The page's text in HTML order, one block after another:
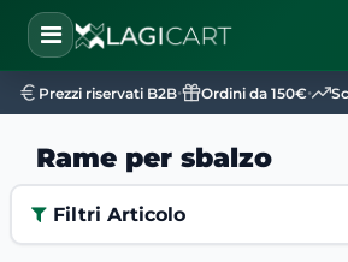
Open
Prezzi riservati B2B• Ordini da 150€•
Rame per sbalzo
Filtri Articolo